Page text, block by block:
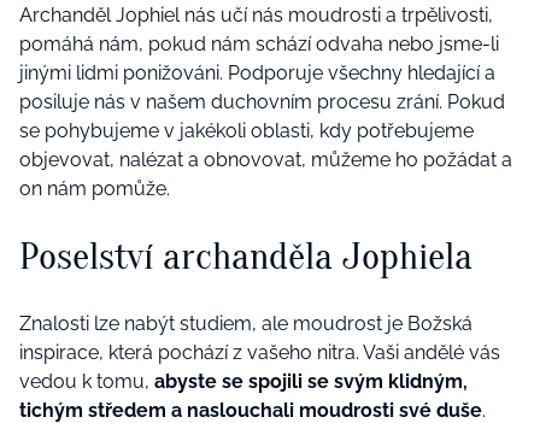
Archanděl Jophiel nás učí nás moudrosti a trpělivosti,
pomáhá nám, pokud nám schází odvaha nebo jsme-li
jinými lidmi ponižováni. Podporuje všechny hledající a
posiluje nás v našem duchovním procesu zrání. Pokud
se pohybujeme v jakékoli oblasti, kdy potřebujeme
objevovat, nalézat a obnovovat, můžeme ho požádat a
on nám pomůže.
Poselství archanděla Jophiela
Znalosti lze nabýt studiem, ale moudrost je Božská
inspirace, která pochází z vašeho nitra. Vaši andělé vás
vedou k tomu, abyste se spojili se svým klidným,
tichým středem a naslouchali moudrosti své duše.